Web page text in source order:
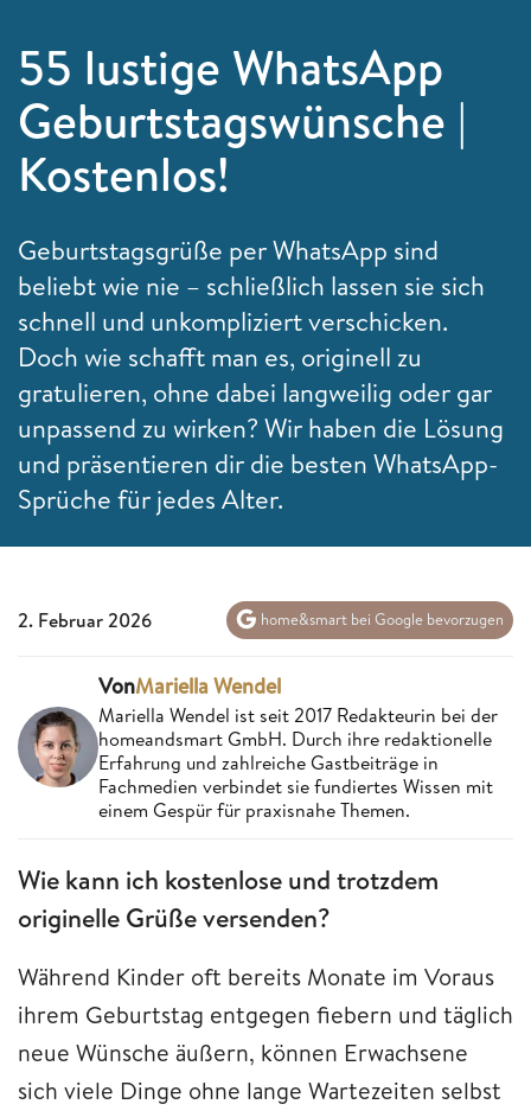
55 lustige WhatsApp
Geburtstagswünsche |
Kostenlos!
Geburtstagsgrüße per WhatsApp sind
beliebt wie nie – schließlich lassen sie sich
schnell und unkompliziert verschicken.
Doch wie schafft man es, originell zu
gratulieren, ohne dabei langweilig oder gar
unpassend zu wirken? Wir haben die Lösung
und präsentieren dir die besten WhatsApp-
Sprüche für jedes Alter.
2. Februar 2026 home&smart bei Google bevorzugen
VonMariella Wendel
Mariella Wendel ist seit 2017 Redakteurin bei der
homeandsmart GmbH. Durch ihre redaktionelle
Erfahrung und zahlreiche Gastbeiträge in
Fachmedien verbindet sie fundiertes Wissen mit
einem Gespür für praxisnahe Themen.
Wie kann ich kostenlose und trotzdem
originelle Grüße versenden?
Während Kinder oft bereits Monate im Voraus
ihrem Geburtstag entgegen fiebern und täglich
neue Wünsche äußern, können Erwachsene
sich viele Dinge ohne lange Wartezeiten selbst